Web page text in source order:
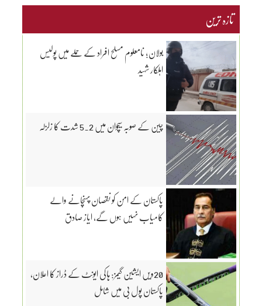
تازہ ترین
بولان؛ نامعلوم مسلح افراد کے حملے میں پولیس
اہلکار شہید
چین کے صوبہ سیچوان میں 5.2 شدت کا زلزلہ
پاکستان کے امن کو نقصان پہنچانے والے
کامیاب نہیں ہوں گے، ایاز صادق
20ویں ایشین گیمز: ہاکی ایونٹ کے ڈراز کا اعلان،
پاکستان پول بی میں شامل